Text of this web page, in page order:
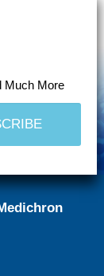
Much More